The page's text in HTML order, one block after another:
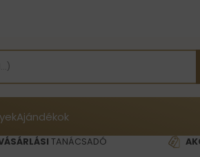
Ajándékok
TANÁCSADÓ